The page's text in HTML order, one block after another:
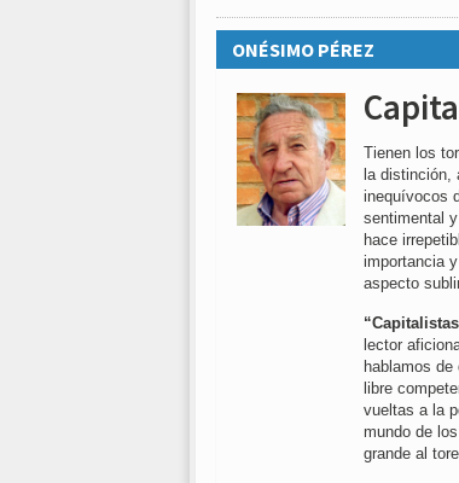
ONÉSIMO PÉREZ
Tienen los
la distinción,
inequívocos
sentimental
hace
importancia
aspecto
lector
hablamos
libre
vueltas a la
mundo de
grande al